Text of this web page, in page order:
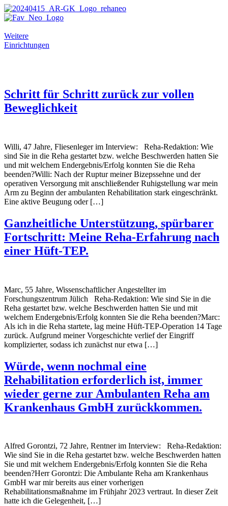
Zum
Inhalt
Weitere
Einrichtungen
Schritt für Schritt zurück zur vollen
Beweglichkeit
Willi, 47 Jahre, Fliesenleger im Interview: Reha-Redaktion: Wie
sind Sie in die Reha gestartet bzw. welche Beschwerden hatten Sie
und mit welchem Endergebnis/Erfolg konnten Sie die Reha
beenden?Willi: Nach der Ruptur meiner Bizepssehne und der
operativen Versorgung mit anschließender Ruhigstellung war mein
Arm zu Beginn der ambulanten Rehabilitation stark eingeschränkt.
Eine aktive Beugung oder […]
Ganzheitliche Unterstützung, spürbarer
Fortschritt: Meine Reha-Erfahrung nach
einer Hüft-TEP.
Marc, 55 Jahre, Wissenschaftlicher Angestellter im
Forschungszentrum Jülich Reha-Redaktion: Wie sind Sie in die
Reha gestartet bzw. welche Beschwerden hatten Sie und mit
welchem Endergebnis/Erfolg konnten Sie die Reha beenden?Marc:
Als ich in die Reha startete, lag meine Hüft-TEP-Operation 14 Tage
zurück. Aufgrund meiner Vorgeschichte verlief der Eingriff
komplizierter, sodass ich zunächst nur etwa […]
Würde, wenn nochmal eine
Rehabilitation erforderlich ist, immer
wieder gerne zur Ambulanten Reha am
Krankenhaus GmbH zurückkommen.
Alfred Gorontzi, 72 Jahre, Rentner im Interview: Reha-Redaktion:
Wie sind Sie in die Reha gestartet bzw. welche Beschwerden hatten
Sie und mit welchem Endergebnis/Erfolg konnten Sie die Reha
beenden?Herr Gorontzi: Die Ambulante Reha am Krankenhaus
GmbH war mir bereits aus einer vorherigen
Rehabilitationsmaßnahme im Frühjahr 2023 vertraut. In dieser Zeit
hatte ich die Gelegenheit, […]